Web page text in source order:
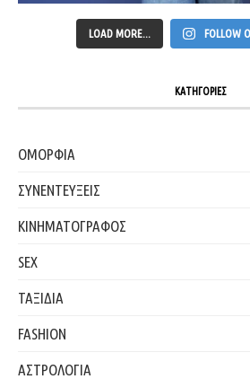
LOAD MORE... FOLLOW
ΚΑΤΗΓΟΡΙΕΣ
ΟΜΟΡΦΙΑ
ΣΥΝΕΝΤΕΥΞΕΙΣ
ΚΙΝΗΜΑΤΟΓΡΑΦΟΣ
SEX
ΤΑΞΙΔΙΑ
FASHION
ΑΣΤΡΟΛΟΓΙΑ